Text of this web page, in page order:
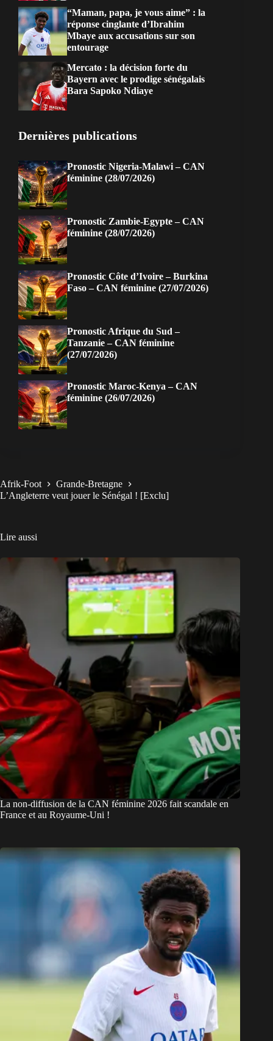
“Maman, papa, je vous aime” : la
réponse cinglante d’Ibrahim
Mbaye aux accusations sur son
entourage
Mercato : la décision forte du
Bayern avec le prodige sénégalais
Bara Sapoko Ndiaye
Dernières publications
Pronostic Nigeria-Malawi – CAN
féminine (28/07/2026)
Pronostic Zambie-Egypte – CAN
féminine (28/07/2026)
Pronostic Côte d’Ivoire – Burkina
Faso – CAN féminine (27/07/2026)
Pronostic Afrique du Sud –
Tanzanie – CAN féminine
(27/07/2026)
Pronostic Maroc-Kenya – CAN
féminine (26/07/2026)
Afrik-Foot
Grande-Bretagne
L’Angleterre veut jouer le Sénégal ! [Exclu]
Lire aussi
La non-diffusion de la CAN féminine 2026 fait scandale en
France et au Royaume-Uni !